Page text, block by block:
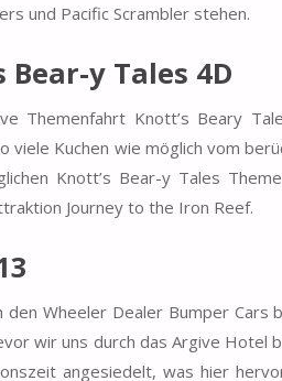
und Pacific Scrambler stehen.
Bear-y Tales 4D
Themenfahrt Knott’s Beary
viele Kuchen wie möglich vom
Knott’s Bear-y Tales
Journey to the Iron Reef.
den Wheeler Dealer Bumper Cars
wir uns durch das Argive Hotel
angesiedelt, was hier